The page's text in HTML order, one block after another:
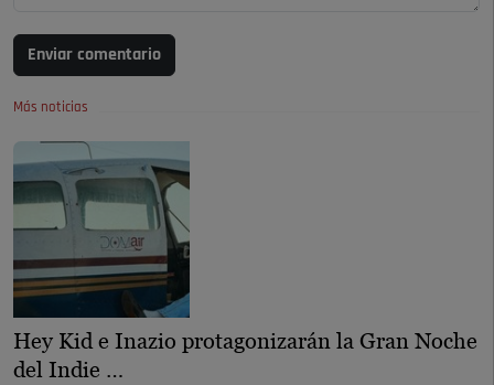
Enviar comentario
Más noticias
Hey Kid e Inazio protagonizarán la Gran Noche
del Indie …